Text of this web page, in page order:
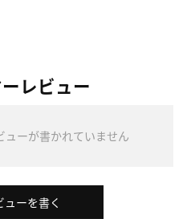
レビュー
ューが書かれていません
ューを書く